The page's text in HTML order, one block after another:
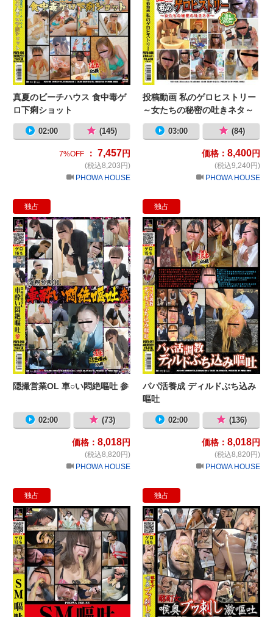
真夏のビーチハウス 食中毒ゲ
ロ下痢ショット
02:00 (145)
7%OFF ： 7,457円
(税込8,203円)
PHOWA HOUSE
投稿動画 私のゲロヒストリー
～女たちの秘密の吐きネタ～
03:00 (84)
価格： 8,400円
(税込9,240円)
PHOWA HOUSE
独占
隠撮営業OL 車○い悶絶嘔吐 参
隠撮営業OL 車○い悶絶嘔吐 参
02:00 (73)
価格： 8,018円
(税込8,820円)
PHOWA HOUSE
独占
パ
パパ活養成 ディルドぶち込み
嘔吐
02:00 (136)
価格： 8,018円
(税込8,820円)
PHOWA HOUSE
独占
SM嘔吐
独占
●●